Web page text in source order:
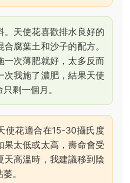
。天使花喜歡排水良好的
腐葉土和沙子的配方。
一次薄肥就好，太多反而
次我施了濃肥，結果天使
剩一個月。
使花適合在15-30攝氏度
果太低或太高，壽命會受
天高溫時，我建議移到陰
。